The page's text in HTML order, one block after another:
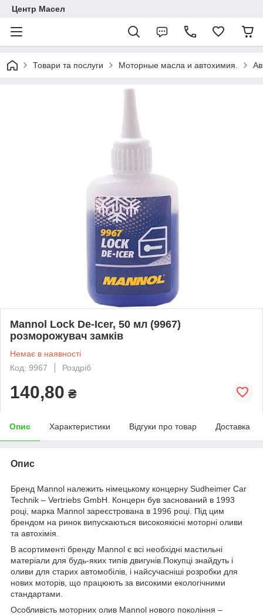
Центр Масел
Товари та послуги Моторные масла и автохимия.
Mannol Lock De-Icer, 50 мл (9967)
розморожувач замків
Немає в наявності
Код: 9967
Роздріб
140,80 ₴
Опис Характеристики Відгуки про товар Доставка
Опис
Бренд Mannol належить німецькому концерну Sudheimer Car
Technik – Vertriebs GmbH. Концерн був заснований в 1993
році, марка Mannol зареєстрована в 1996 році. Під цим
брендом на ринок випускаються високоякісні моторні оливи
та автохімія.
В асортименті бренду Mannol є всі необхідні мастильні
матеріали для будь-яких типів двигунів.Покупці знайдуть і
оливи для старих автомобілів, і найсучасніші розробки для
нових моторів, що працюють за високими екологічними
стандартами.
Особливість моторних олив Mannol нового покоління –